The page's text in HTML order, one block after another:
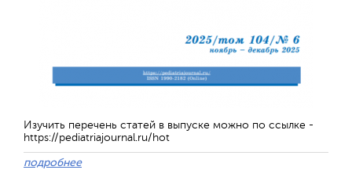
Изучить перечень статей в выпуске можно по ссылке -
https://pediatriajournal.ru/hot
подробнее
Обратная